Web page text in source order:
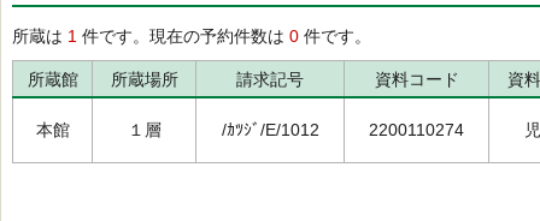
所蔵は 1 件です。現在の予約件数は 0 件です。
所蔵館 所蔵場所 請求記号 資料コード 資
本館 １層 /ｶﾂｼﾞ/E/1012 2200110274